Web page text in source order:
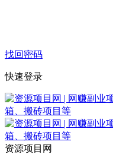
找回密码
快速登录
资源项目网